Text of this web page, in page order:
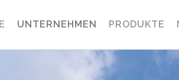
UNTERNEHMEN PRODUKTE